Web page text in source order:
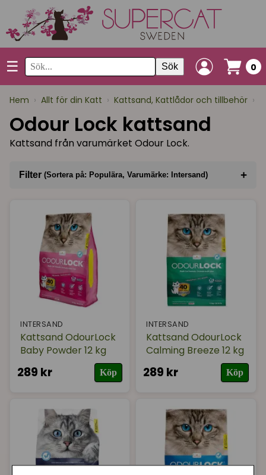
☰ Sök 0
Hem › Allt för din Katt › Kattsand, Kattlådor och tillbehör ›
Odour Lock kattsand
Kattsand från varumärket Odour Lock.
Filter (Sortera på: Populära, Varumärke: Intersand) +
Varumärke(Intersand)
I lager
INTERSAND
Kattsand OdourLock
Baby Powder 12 kg
289 kr Köp
INTERSAND
Kattsand OdourLock
Calming Breeze 12 kg
289 kr Köp